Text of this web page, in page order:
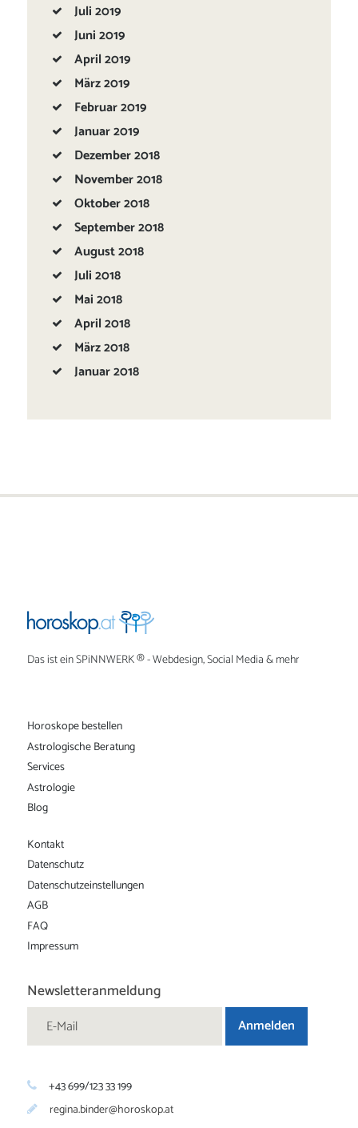
Juli2019
Juni2019
April2019
März2019
Februar2019
Januar2019
Dezember2018
November2018
Oktober2018
September2018
August2018
Juli2018
Mai2018
April2018
März2018
Januar2018
Das ist einSPiNNWERK® - Webdesign, Social Media & mehr
Horoskope bestellen
Astrologische Beratung
Services
Astrologie
Blog
Kontakt
Datenschutz
Datenschutz­einstellungen
AGB
FAQ
Impressum
Newsletteranmeldung
+43 699/123 33 199
regina.binder@horoskop.at